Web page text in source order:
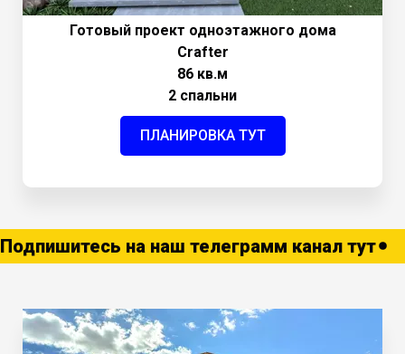
Готовый проект одноэтажного дома
Crafter
86 кв.м
2 спальни
ПЛАНИРОВКА ТУТ
Подпишитесь на наш телеграмм канал тут